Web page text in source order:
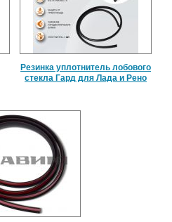
Резинка уплотнитель лобового
стекла Гард для Лада и Рено